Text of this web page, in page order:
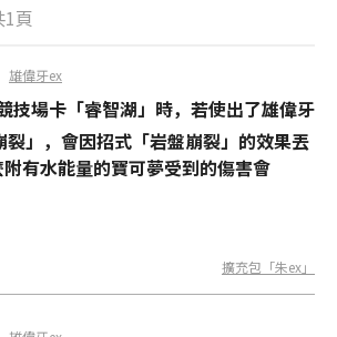
頁
雄偉牙ex
技場卡「睿智湖」時，若使出了雄偉牙
」，會因招式「岩盤崩裂」的效果丟
有水能量的寶可夢受到的傷害會
擴充包「朱ex」